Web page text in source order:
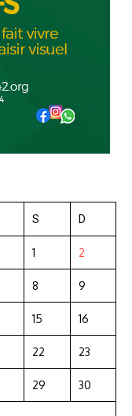
S D
1 2
8 9
15 16
22 23
29 30